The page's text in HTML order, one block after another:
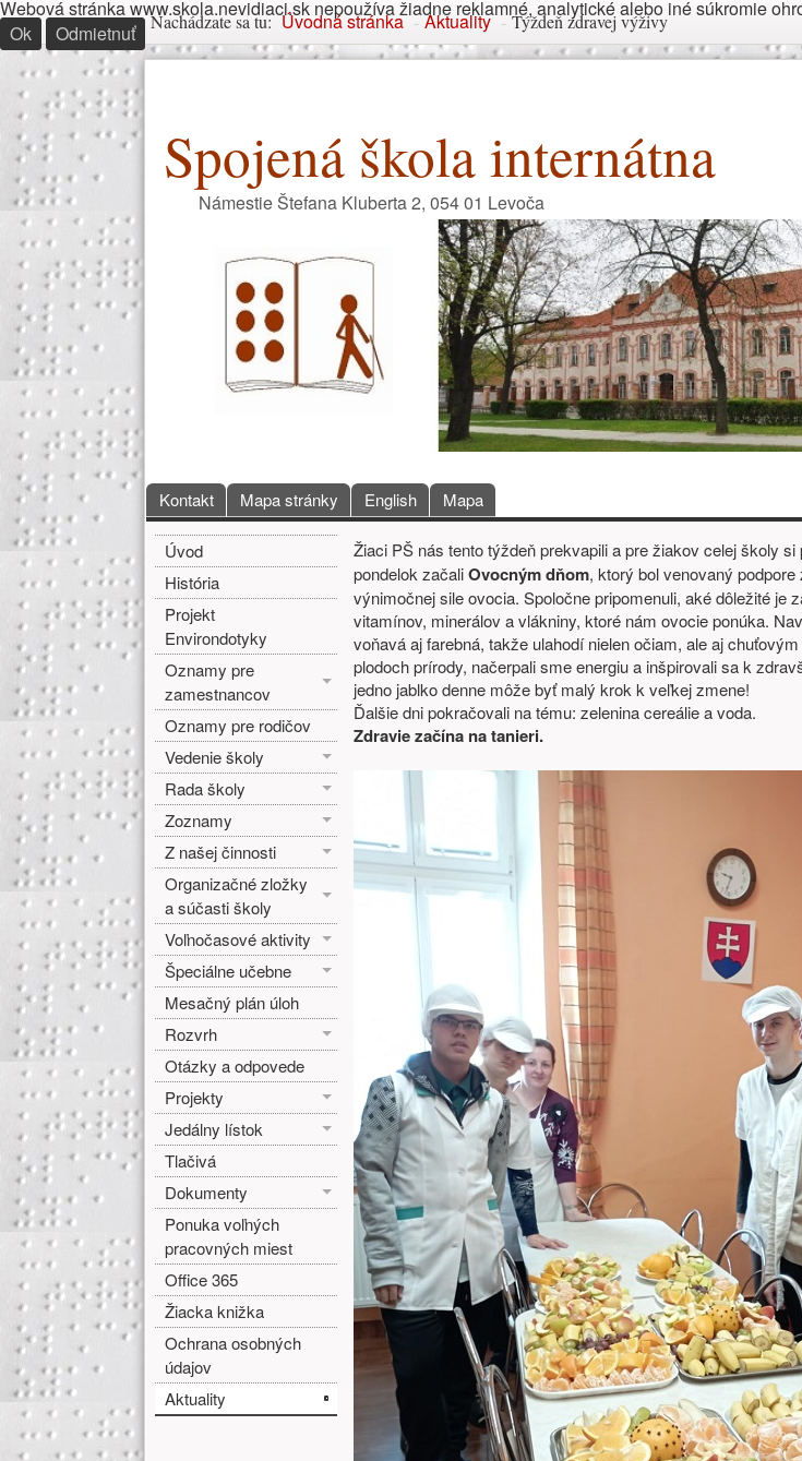
Nachádzate sa tu
Nachádzate sa tu:Úvodná stránka - Aktuality - Týždeň zdravej výživy
Spojená škola internátna
Námestie Štefana Kluberta 2, 054 01 Levoča
Hlavné menu
Kontakt Mapa stránky English Mapa
Bočné menu
Úvod
História
Projekt
Environdotyky
Oznamy pre
zamestnancov
Oznamy pre rodičov
Vedenie školy
Rada školy
Zoznamy
Z našej činnosti
Organizačné zložky
a súčasti školy
Voľnočasové aktivity
Špeciálne učebne
Mesačný plán úloh
Rozvrh
Otázky a odpovede
Projekty
Jedálny lístok
Tlačivá
Dokumenty
Ponuka voľných
pracovných miest
Office 365
Žiacka knižka
Ochrana osobných
údajov
Aktuality
Hlavná obsah
Žiaci PŠ nás tento týždeň prekvapili a pre žiakov celej školy
pondelok začaliOvocným dňom, ktorý bol venovaný
výnimočnej sile ovocia. Spoločne pripomenuli, aké dôležité je
vitamínov, minerálov a vlákniny, ktoré nám ovocie ponúka.
voňavá aj farebná, takže ulahodí nielen očiam, ale aj
plodoch prírody, načerpali sme energiu a inšpirovali sa k
jedno jablko denne môže byť malý krok k veľkej zmene!
Ďalšie dni pokračovali na tému: zelenina cereálie a voda.
Zdravie začína na tanieri.
Webová stránka www.skola.nevidiaci.sk nepoužíva žiadne reklamné, analytické alebo iné súkromie
Ok
Odmietnuť